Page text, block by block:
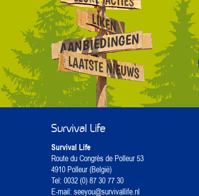
Survival Life
Survival Life
Route du Congrès de Polleur 53
4910 Polleur (België)
Tel: 0032 (0) 87 30 77 30
E-mail: seeyou@survivallife.nl